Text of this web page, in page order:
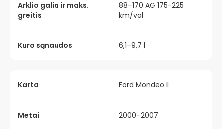
Arklio galia ir maks.
greitis
88–170 AG 175–225
km/val
Kuro sąnaudos 6,1–9,7 l
Karta Ford Mondeo II
Metai 2000–2007